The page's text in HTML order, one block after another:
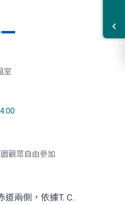
室
觀眾自由參加
道兩側，依據T. C.